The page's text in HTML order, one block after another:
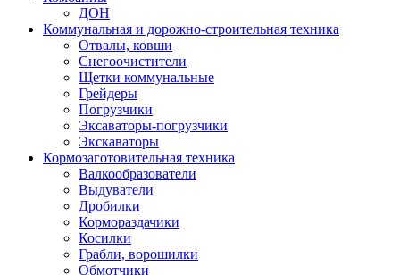
ДОН
Коммунальная и дорожно-строительная техника
Отвалы, ковши
Снегоочистители
Щетки коммунальные
Грейдеры
Погрузчики
Эксаваторы-погрузчики
Экскаваторы
Кормозаготовительная техника
Валкообразователи
Выдуватели
Дробилки
Кормораздачики
Косилки
Грабли, ворошилки
Обмотчики